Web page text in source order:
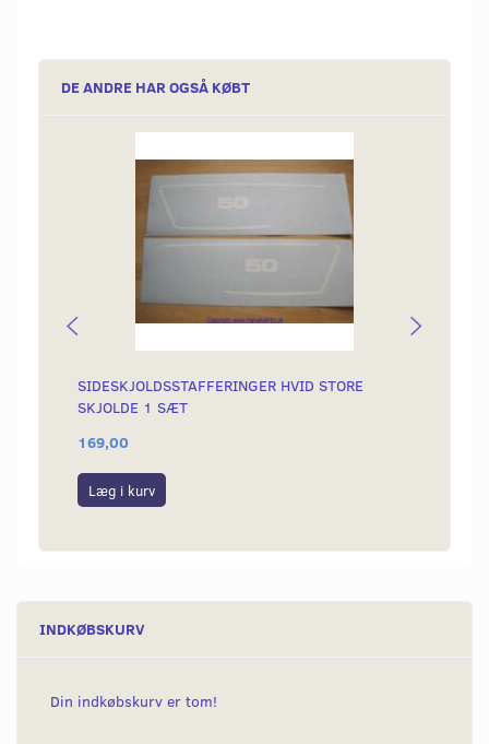
DE ANDRE HAR OGSÅ KØBT
SIDESKJOLDSSTAFFERINGER HVID STORE
SKJOLDE 1 SÆT
169,00
Læg i kurv
INDKØBSKURV
Din indkøbskurv er tom!